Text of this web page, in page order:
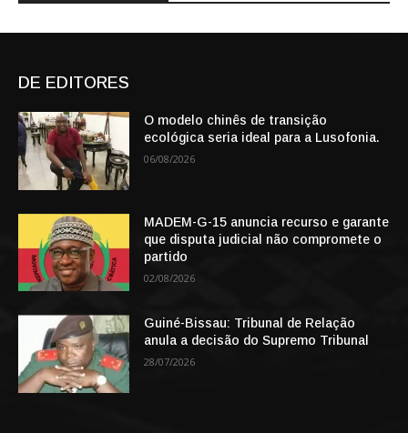
DE EDITORES
O modelo chinês de transição
ecológica seria ideal para a Lusofonia.
06/08/2026
MADEM-G-15 anuncia recurso e garante
que disputa judicial não compromete o
partido
02/08/2026
Guiné-Bissau: Tribunal de Relação
anula a decisão do Supremo Tribunal
28/07/2026